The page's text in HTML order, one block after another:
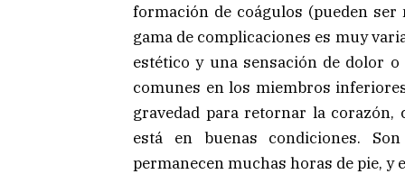
formación de coágulos (pueden
gama de complicaciones es muy
estético y una sensación de dolor
comunes en los miembros
gravedad para retornar la
está en buenas condiciones.
permanecen muchas horas de pie,